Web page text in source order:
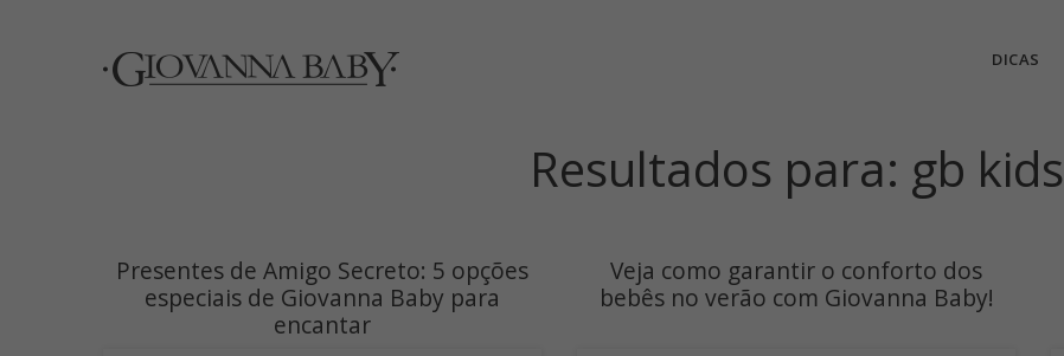
DICAS
Resultados para: gb kids
Presentes de Amigo Secreto: 5 opções
especiais de Giovanna Baby para
encantar
Veja como garantir o conforto dos
bebês no verão com Giovanna Baby!